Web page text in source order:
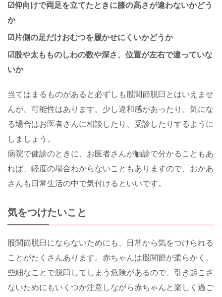
☑仰向けで両足を立てたときに膝の高さが違わないかどう
か
☑片側の足だけおむつを履かせにくいかどうか
☑股や太もものしわの数や深さ、位置が左右で違っていな
いか
当てはまるものがあると必ずしも股関節脱臼とはいえませ
んが、可能性はあります。少し違和感があったり、気にな
る場合はお医者さんに相談したり、受診したりするように
しましょう。
病院で健診のときに、お医者さんが触診で分かることもあ
れば、軽度の場合わからないこともありますので、おかあ
さんも日常生活の中で気付けるといいです。
気をつけたいこと
股関節脱臼にならないためにも、日常から気をつけられる
ことがたくさんあります。赤ちゃんは股関節が柔らかく、
些細なことで脱臼してしまう危険があるので、引き起こさ
ないためにもいくつか注意しながら赤ちゃんと楽しく過ご